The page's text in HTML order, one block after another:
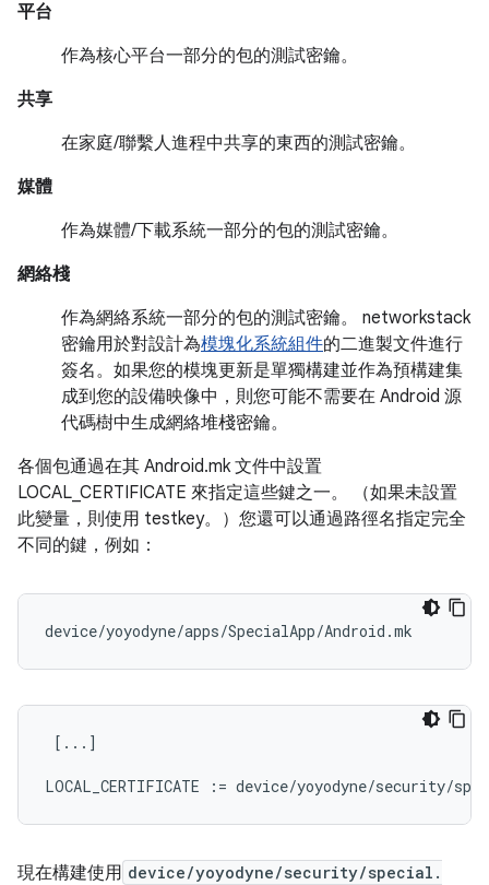
平台
作為核心平台一部分的包的測試密鑰。
共享
在家庭/聯繫人進程中共享的東西的測試密鑰。
媒體
作為媒體/下載系統一部分的包的測試密鑰。
網絡棧
作為網絡系統一部分的包的測試密鑰。 networkstack
密鑰用於對設計為模塊化系統組件的二進製文件進行
簽名。如果您的模塊更新是單獨構建並作為預構建集
成到您的設備映像中，則您可能不需要在 Android 源
代碼樹中生成網絡堆棧密鑰。
各個包通過在其 Android.mk 文件中設置
LOCAL_CERTIFICATE 來指定這些鍵之一。 （如果未設置
此變量，則使用 testkey。）您還可以通過路徑名指定完全
不同的鍵，例如：
[...]
現在構建使用 device/yoyodyne/security/special.